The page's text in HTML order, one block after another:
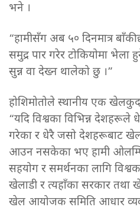
भने ।
“हामीसँग अब ५० दिनमात्र
समुद्र पार गरेर टोकियोमा
सुन्न वा देख्न थालेको छु ।”
होशिमोतोले स्थानीय एक
“यदि विश्वका विभिन्न
गरेका र धेरै जसो देशहरूबाट
आउन नसकेका भए हामी
सहयोग र समर्थनका लागि
खेलाडी र त्यहाँका सरकार तथा
खेल आयोजक समिति आधार